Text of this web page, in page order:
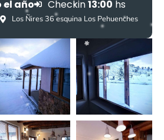
el año Checkin13:00 hs
Los Ñires 36 esquina Los Pehuenches